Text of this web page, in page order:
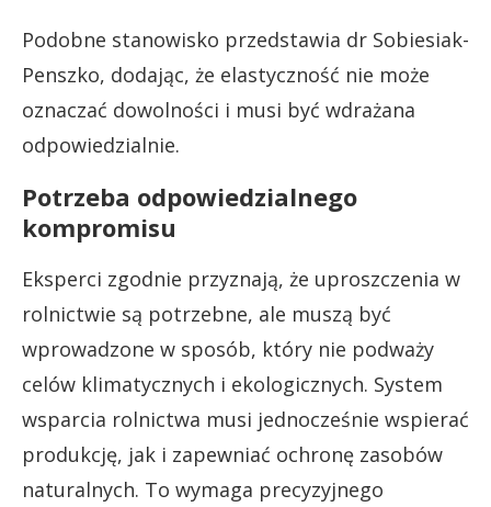
Podobne stanowisko przedstawia dr Sobiesiak-
Penszko, dodając, że elastyczność nie może
oznaczać dowolności i musi być wdrażana
odpowiedzialnie.
Potrzeba odpowiedzialnego
kompromisu
Eksperci zgodnie przyznają, że uproszczenia w
rolnictwie są potrzebne, ale muszą być
wprowadzone w sposób, który nie podważy
celów klimatycznych i ekologicznych. System
wsparcia rolnictwa musi jednocześnie wspierać
produkcję, jak i zapewniać ochronę zasobów
naturalnych. To wymaga precyzyjnego